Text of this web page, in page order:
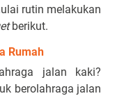
rutin melakukan
berikut.
Rumah
jalan kaki?
berolahraga jalan